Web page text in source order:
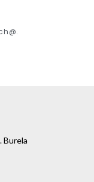
Burela